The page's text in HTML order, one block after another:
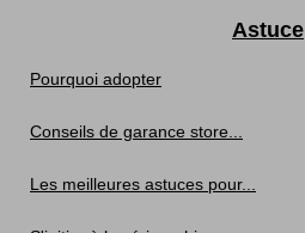
Astuce
Pourquoi adopter
Conseils de garance store...
Les meilleures astuces pour...